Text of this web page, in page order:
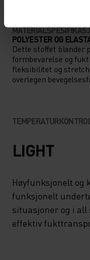
POLYESTER OG
Dette stoffet blander
formbevarelse og
fleksibilitet og
overlegen
LIGHT
Høyfunksjonelt og
funksjonelt
situasjoner og i
effektiv